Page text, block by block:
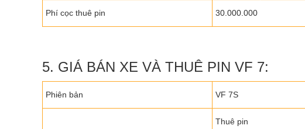
Phí cọc thuê pin 30.000.000
5. GIÁ BÁN XE VÀ THUÊ PIN VF 7:
Phiên bản VF 7S
Thuê pin